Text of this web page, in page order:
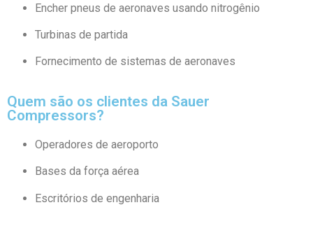
Encher pneus de aeronaves usando nitrogênio
Turbinas de partida
Fornecimento de sistemas de aeronaves
Quem são os clientes da Sauer
Compressors?
Operadores de aeroporto
Bases da força aérea
Escritórios de engenharia